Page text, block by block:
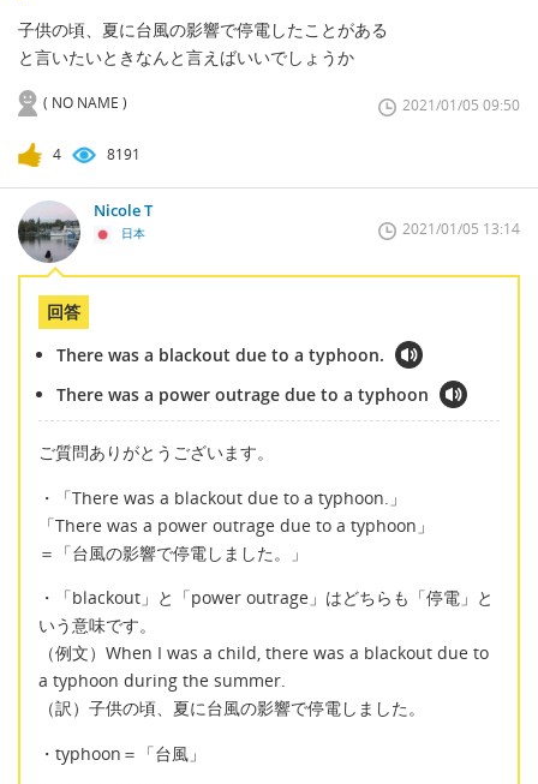
子供の頃、夏に台風の影響で停電したことがある
と言いたいときなんと言えばいいでしょうか
( NO NAME ) 2021/01/05 09:50
4 8191
Nicole T
日本 2021/01/05 13:14
回答
There was a blackout due to a typhoon.
There was a power outrage due to a typhoon
ご質問ありがとうございます。
・「There was a blackout due to a typhoon.」
「There was a power outrage due to a typhoon」
＝「台風の影響で停電しました。」
・「blackout」と「power outrage」はどちらも「停電」と
いう意味です。
（例文）When I was a child, there was a blackout due to
a typhoon during the summer.
（訳）子供の頃、夏に台風の影響で停電しました。
・typhoon＝「台風」